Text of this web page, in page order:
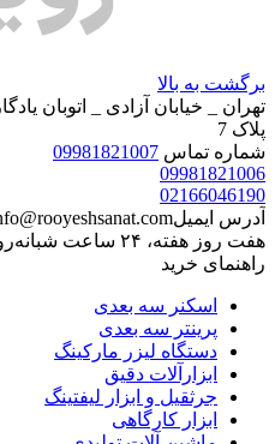
برگشت به بالا
تهران _ خیابان آزادی _ اتوبان
پلاک 7
شماره تماس 09981821007
09981821006
02166046190
آدرس ایمیل
هفت روز هفته، ۲۴ ساعت شبانه‌روز پاسخگوی شما هستیم.
راهنمای خرید
اسکنر سه بعدی
پرینتر سه بعدی
دستگاه لیزر مارکینگ
ابزارآلات دقیق
جرثقیل و ابزار لیفتینگ
ابزار کارگاهی